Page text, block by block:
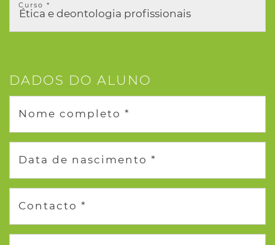
Curso *
DADOS DO ALUNO
Nome completo *
Data de nascimento *
Contacto *